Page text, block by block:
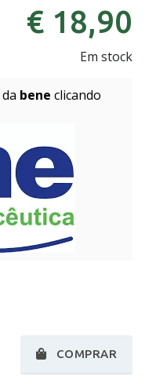
€ 18,90
Em stock
bene clicando
COMPRAR